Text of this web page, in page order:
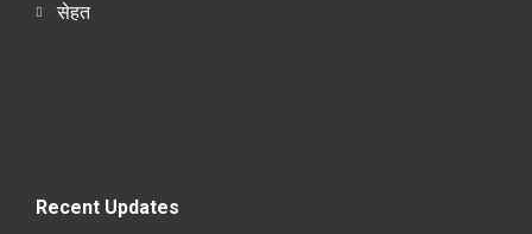
सेहत
Recent Updates